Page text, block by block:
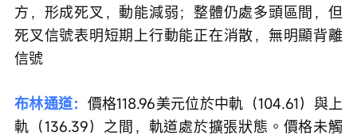
方，形成死叉，動能減弱；整體仍處多頭區間，但
死叉信號表明短期上行動能正在消散，無明顯背離
信號
布林通道： 價格118.96美元位於中軌（104.61）與上
軌（136.39）之間，軌道處於擴張狀態。價格未觸